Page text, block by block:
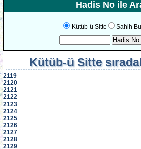
Hadis No ile
Kütüb-ü Sitte Sahih
Kütüb-ü Sitte
2119
2120
2121
2122
2123
2124
2125
2126
2127
2128
2129